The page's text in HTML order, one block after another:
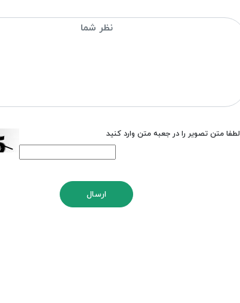
لطفا متن تصویر را در جعبه متن وارد کنید
ارسال